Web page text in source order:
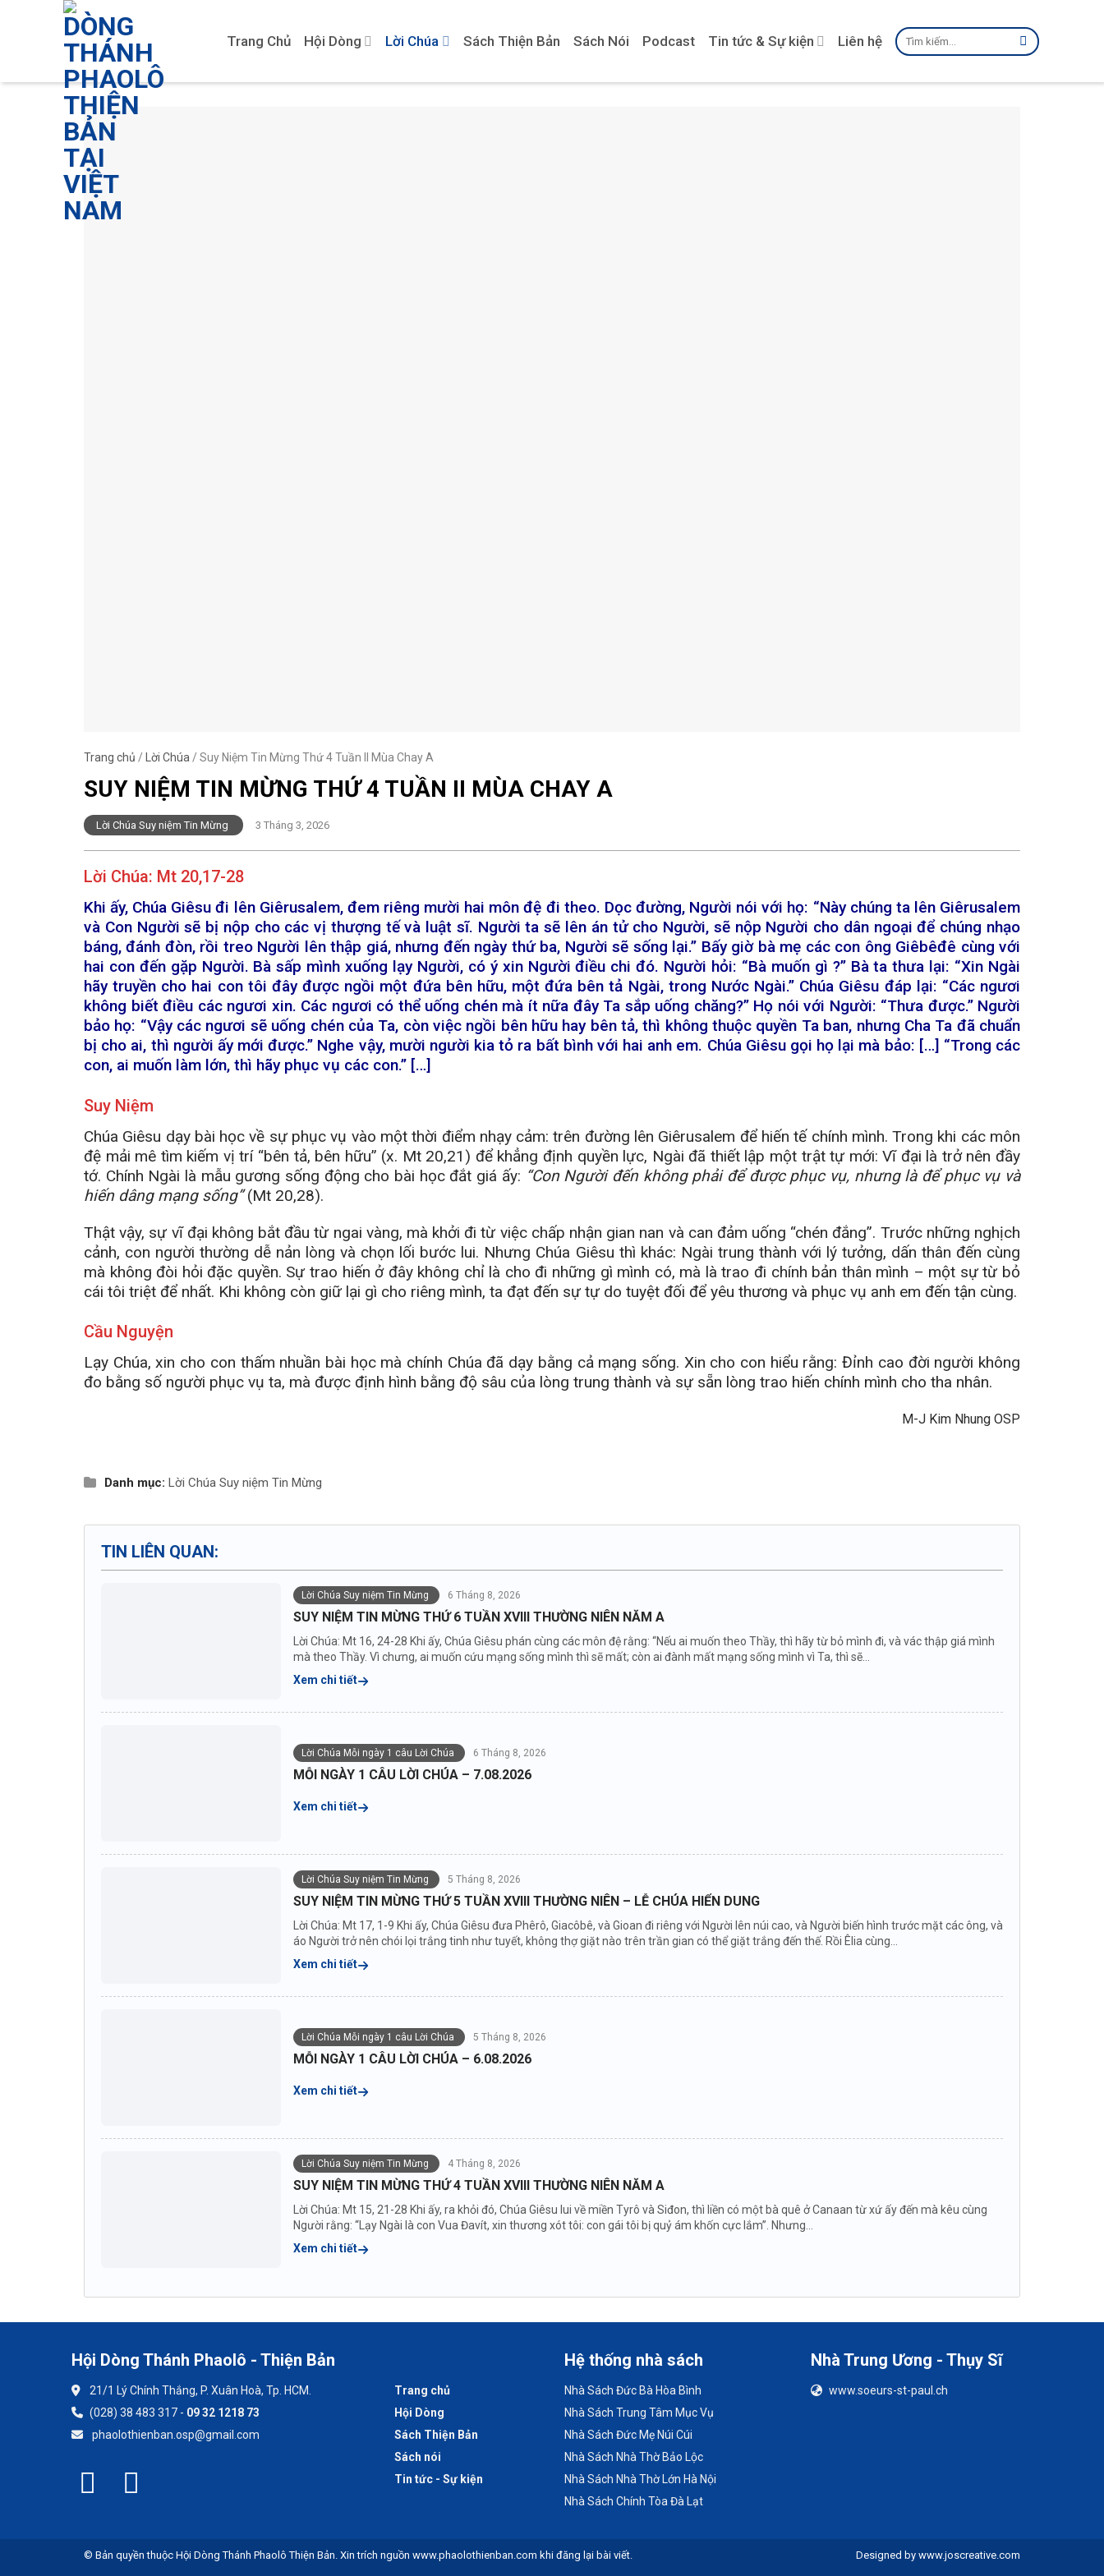
Trang Chủ Hội Dòng Lời Chúa Sách Thiện Bản Sách Nói Podcast Tin tức & Sự kiện Liên hệ
Tìm
kiếm:
Trang chủ / Lời Chúa / Suy Niệm Tin Mừng Thứ 4 Tuần II Mùa Chay A
SUY NIỆM TIN MỪNG THỨ 4 TUẦN II MÙA CHAY A
Lời Chúa Suy niệm Tin Mừng 3 Tháng 3, 2026
Lời Chúa: Mt 20,17-28
Khi ấy, Chúa Giêsu đi lên Giêrusalem, đem riêng mười hai môn đệ đi theo. Dọc đường, Người nói với họ: “Này chúng ta lên Giêrusalem
và Con Người sẽ bị nộp cho các vị thượng tế và luật sĩ. Người ta sẽ lên án tử cho Người, sẽ nộp Người cho dân ngoại để chúng nhạo
báng, đánh đòn, rồi treo Người lên thập giá, nhưng đến ngày thứ ba, Người sẽ sống lại.” Bấy giờ bà mẹ các con ông Giêbêđê cùng với
hai con đến gặp Người. Bà sấp mình xuống lạy Người, có ý xin Người điều chi đó. Người hỏi: “Bà muốn gì ?” Bà ta thưa lại: “Xin Ngài
hãy truyền cho hai con tôi đây được ngồi một đứa bên hữu, một đứa bên tả Ngài, trong Nước Ngài.” Chúa Giêsu đáp lại: “Các ngươi
không biết điều các ngươi xin. Các ngươi có thể uống chén mà ít nữa đây Ta sắp uống chăng?” Họ nói với Người: “Thưa được.” Người
bảo họ: “Vậy các ngươi sẽ uống chén của Ta, còn việc ngồi bên hữu hay bên tả, thì không thuộc quyền Ta ban, nhưng Cha Ta đã chuẩn
bị cho ai, thì người ấy mới được.” Nghe vậy, mười người kia tỏ ra bất bình với hai anh em. Chúa Giêsu gọi họ lại mà bảo: […] “Trong các
con, ai muốn làm lớn, thì hãy phục vụ các con.” […]
Suy Niệm
Chúa Giêsu dạy bài học về sự phục vụ vào một thời điểm nhạy cảm: trên đường lên Giêrusalem để hiến tế chính mình. Trong khi các môn
đệ mải mê tìm kiếm vị trí “bên tả, bên hữu” (x. Mt 20,21) để khẳng định quyền lực, Ngài đã thiết lập một trật tự mới: Vĩ đại là trở nên đầy
tớ. Chính Ngài là mẫu gương sống động cho bài học đắt giá ấy: “Con Người đến không phải để được phục vụ, nhưng là để phục vụ và
hiến dâng mạng sống”(Mt 20,28).
Thật vậy, sự vĩ đại không bắt đầu từ ngai vàng, mà khởi đi từ việc chấp nhận gian nan và can đảm uống “chén đắng”. Trước những nghịch
cảnh, con người thường dễ nản lòng và chọn lối bước lui. Nhưng Chúa Giêsu thì khác: Ngài trung thành với lý tưởng, dấn thân đến cùng
mà không đòi hỏi đặc quyền. Sự trao hiến ở đây không chỉ là cho đi những gì mình có, mà là trao đi chính bản thân mình – một sự từ bỏ
cái tôi triệt để nhất. Khi không còn giữ lại gì cho riêng mình, ta đạt đến sự tự do tuyệt đối để yêu thương và phục vụ anh em đến tận cùng.
Cầu Nguyện
Lạy Chúa, xin cho con thấm nhuần bài học mà chính Chúa đã dạy bằng cả mạng sống. Xin cho con hiểu rằng: Đỉnh cao đời người không
đo bằng số người phục vụ ta, mà được định hình bằng độ sâu của lòng trung thành và sự sẵn lòng trao hiến chính mình cho tha nhân.
M-J Kim Nhung OSP
Danh mục: Lời Chúa Suy niệm Tin Mừng
TIN LIÊN QUAN:
Lời Chúa Suy niệm Tin Mừng 6 Tháng 8, 2026
SUY NIỆM TIN MỪNG THỨ 6 TUẦN XVIII THƯỜNG NIÊN NĂM A
Lời Chúa: Mt 16, 24-28 Khi ấy, Chúa Giêsu phán cùng các môn đệ rằng: “Nếu ai muốn theo Thầy, thì hãy từ bỏ mình đi, và vác thập giá mình
mà theo Thầy. Vì chưng, ai muốn cứu mạng sống mình thì sẽ mất; còn ai đành mất mạng sống mình vì Ta, thì sẽ...
Xem chi tiết
Lời Chúa Mỗi ngày 1 câu Lời Chúa 6 Tháng 8, 2026
MỖI NGÀY 1 CÂU LỜI CHÚA – 7.08.2026
Xem chi tiết
Lời Chúa Suy niệm Tin Mừng 5 Tháng 8, 2026
SUY NIỆM TIN MỪNG THỨ 5 TUẦN XVIII THƯỜNG NIÊN – LỄ CHÚA HIỂN DUNG
Lời Chúa: Mt 17, 1-9 Khi ấy, Chúa Giêsu đưa Phêrô, Giacôbê, và Gioan đi riêng với Người lên núi cao, và Người biến hình trước mặt các ông, và
áo Người trở nên chói lọi trắng tinh như tuyết, không thợ giặt nào trên trần gian có thể giặt trắng đến thế. Rồi Êlia cùng...
Xem chi tiết
Lời Chúa Mỗi ngày 1 câu Lời Chúa 5 Tháng 8, 2026
MỖI NGÀY 1 CÂU LỜI CHÚA – 6.08.2026
Xem chi tiết
Lời Chúa Suy niệm Tin Mừng 4 Tháng 8, 2026
SUY NIỆM TIN MỪNG THỨ 4 TUẦN XVIII THƯỜNG NIÊN NĂM A
Lời Chúa: Mt 15, 21-28 Khi ấy, ra khỏi đó, Chúa Giêsu lui về miền Tyrô và Siđon, thì liền có một bà quê ở Canaan từ xứ ấy đến mà kêu cùng
Người rằng: “Lạy Ngài là con Vua Đavít, xin thương xót tôi: con gái tôi bị quỷ ám khốn cực lắm”. Nhưng...
Xem chi tiết
Hội Dòng Thánh Phaolô - Thiện Bản
21/1 Lý Chính Thắng, P. Xuân Hoà, Tp. HCM.
(028) 38 483 317 - 09 32 1218 73
phaolothienban.osp@gmail.com
Trang chủ
Hội Dòng
Sách Thiện Bản
Sách nói
Tin tức - Sự kiện
Hệ thống nhà sách
Nhà Sách Đức Bà Hòa Bình
Nhà Sách Trung Tâm Mục Vụ
Nhà Sách Đức Mẹ Núi Cúi
Nhà Sách Nhà Thờ Bảo Lộc
Nhà Sách Nhà Thờ Lớn Hà Nội
Nhà Sách Chính Tòa Đà Lạt
Nhà Trung Ương - Thụy Sĩ
www.soeurs-st-paul.ch
Designed by www.joscreative.com
© Bản quyền thuộc Hội Dòng Thánh Phaolô Thiện Bản. Xin trích nguồn www.phaolothienban.com khi đăng lại bài viết.